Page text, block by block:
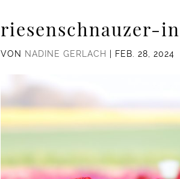
riesenschnauzer-
VON NADINE GERLACH FEB. 28, 2024